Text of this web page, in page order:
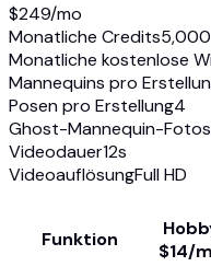
$249/mo
Monatliche Credits5,000
Monatliche kostenlose
Mannequins pro
Posen pro Erstellung4
Ghost-Mannequin-
Videodauer12s
VideoauflösungFull HD
Funktion
$14/